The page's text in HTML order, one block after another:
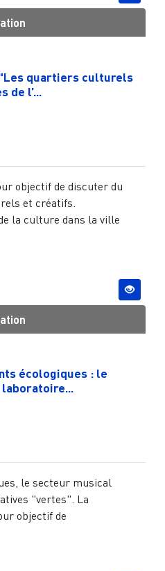
quartiers culturels
de l’...
objectif de discuter du
et créatifs.
la culture dans la ville
écologiques : le
le secteur musical
"vertes". La
objectif de